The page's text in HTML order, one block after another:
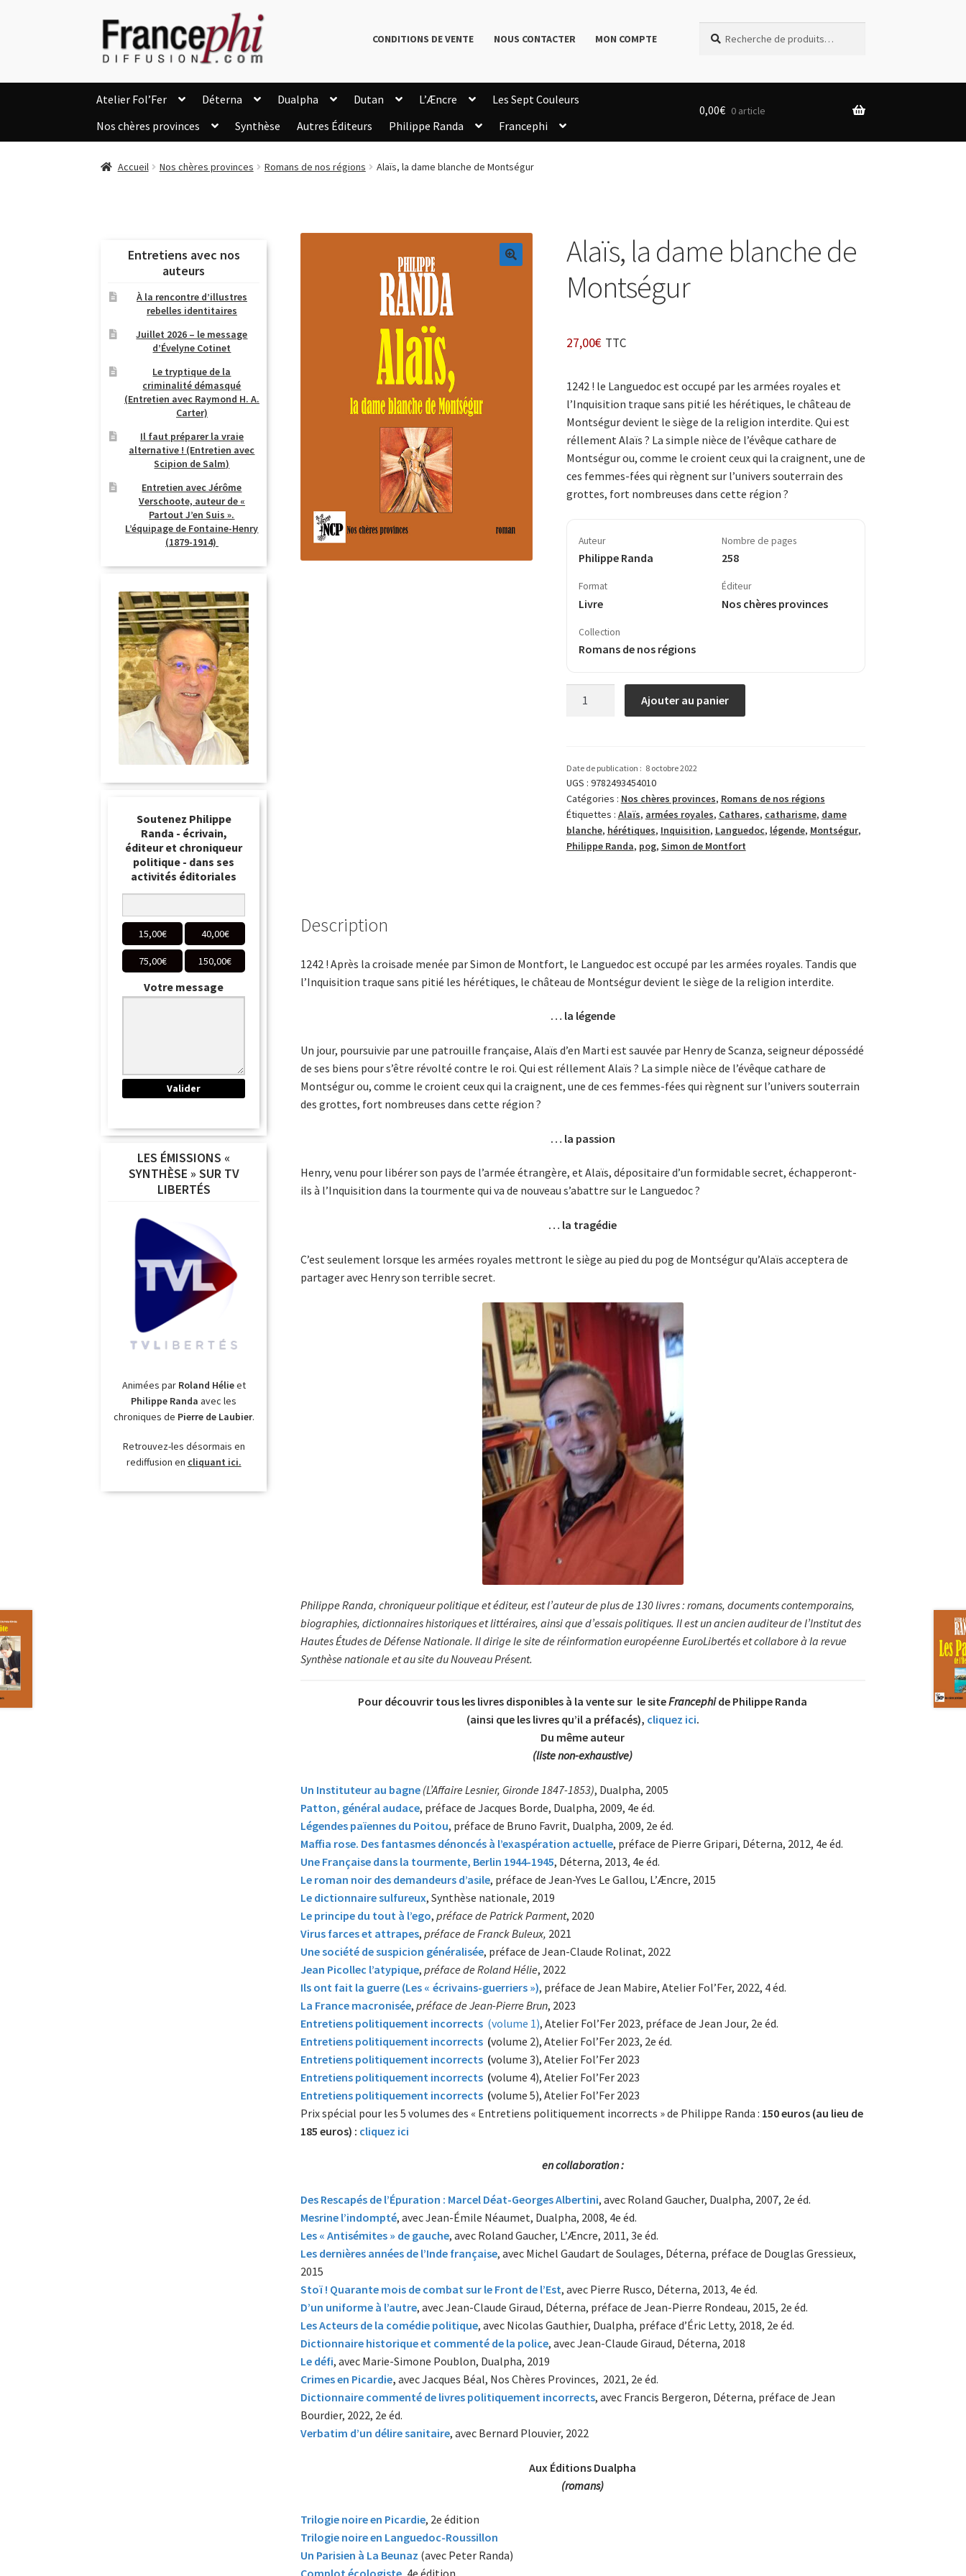
Aller
la
Aller
au
contenu
CONDITIONS DE VENTE NOUS CONTACTER MON COMPTE
pour :
Atelier Fol’Fer Déterna Dualpha Dutan L’Æncre
Les Sept Couleurs
Nos chères provinces
Synthèse Autres Éditeurs Philippe Randa
Francephi
Suivi de la Commande
0,00€ 0 article
Accueil Nos chères provinces Romans de nos régions Alaïs, la dame blanche de Montségur
Alaïs, la dame blanche de
Montségur
27,00€ TTC
1242 ! le Langue­doc est occupé par les armées royales et
l’Inquisition traque sans pitié les hérétiques, le château de
Montségur devient le siège de la religion interdite. Qui est
réllement Alaïs ? La simple nièce de l’évêque cathare de
Montségur ou, comme le croient ceux qui la crai­gnent, une de
ces femmes-fées qui règnent sur l’univers souterrain des
grot­tes, fort nombreuses dans cette région ?
Auteur
Philippe Randa
Nombre de pages
258
Format
Livre
Éditeur
Nos chères provinces
Collection
Romans de nos régions
dame
blanche
de
Montségur
Ajouter au panier
Date de publication : 8 octobre 2022
UGS : 9782493454010
Catégories : Nos chères provinces, Romans de nos régions
Étiquettes : Alaïs, armées royales, Cathares, catharisme, dame
blanche, hérétiques, Inquisition, Languedoc, légende, Montségur,
Philippe Randa, pog, Simon de Montfort
Description
1242 ! Après la croisade menée par Simon de Montfort, le Langue­doc est occupé par les armées royales. Tandis que
l’Inquisition traque sans pitié les hérétiques, le château de Montségur devient le siège de la religion interdite.
… la légende
Un jour, poursuivie par une patrouille fran­çaise, Alaïs d’en Marti est sauvée par Henry de Scanza, seigneur dépossédé
de ses biens pour s’être révolté contre le roi. Qui est réllement Alaïs ? La simple nièce de l’évêque cathare de
Montségur ou, comme le croient ceux qui la crai­gnent, une de ces femmes-fées qui règnent sur l’univers souterrain
des grot­tes, fort nombreuses dans cette région ?
… la passion
Henry, venu pour libérer son pays de l’armée étrangère, et Alaïs, dépositaire d’un formidable secret, échapperont-
ils à l’Inquisition dans la tourmente qui va de nouveau s’abattre sur le Languedoc ?
… la tragédie
C’est seulement lorsque les armées royales mettront le siège au pied du pog de Montségur qu’Alaïs acceptera de
partager avec Henry son terrible secret.
Philippe Randa, chroniqueur politique et éditeur, est l’auteur de plus de 130 livres : romans, documents contemporains,
biographies, dictionnaires historiques et littéraires, ainsi que d’essais politiques. Il est un ancien auditeur de l’Institut des
Hautes Études de Défense Nationale. Il dirige le site de réinformation européenne EuroLibertés et collabore à la revue
Synthèse nationale et au site du Nouveau Présent.
Pour découvrir tous les livres disponibles à la vente sur le siteFrancephide Philippe Randa
(ainsi que les livres qu’il a préfacés), cliquez ici.
Du même auteur
(liste non-exhaustive)
Un Instituteur au bagne (L’Affaire Lesnier, Gironde 1847-1853), Dualpha, 2005
Patton, général audace, préface de Jacques Borde, Dualpha, 2009, 4e éd.
Légendes païennes du Poitou, préface de Bruno Favrit, Dualpha, 2009, 2e éd.
Maffia rose. Des fantasmes dénoncés à l’exaspération actuelle, préface de Pierre Gripari, Déterna, 2012, 4e éd.
Une Française dans la tourmente, Berlin 1944-1945, Déterna, 2013, 4e éd.
Le roman noir des demandeurs d’asile, préface de Jean-Yves Le Gallou, L’Æncre, 2015
Le dictionnaire sulfureux, Synthèse nationale, 2019
Le principe du tout à l’ego, préface de Patrick Parment, 2020
Virus farces et attrapes, préface de Franck Buleux, 2021
Une société de suspicion généralisée, préface de Jean-Claude Rolinat, 2022
Jean Picollec l’atypique, préface de Roland Hélie, 2022
Ils ont fait la guerre (Les « écrivains-guerriers »), préface de Jean Mabire, Atelier Fol’Fer, 2022, 4 éd.
La France macronisée, préface de Jean-Pierre Brun, 2023
Entretiens politiquement incorrects (volume 1), Atelier Fol’Fer 2023, préface de Jean Jour, 2e éd.
Entretiens politiquement incorrects (volume 2), Atelier Fol’Fer 2023, 2e éd.
Entretiens politiquement incorrects(volume 3), Atelier Fol’Fer 2023
Entretiens politiquement incorrects (volume 4), Atelier Fol’Fer 2023
Entretiens politiquement incorrects(volume 5), Atelier Fol’Fer 2023
Prix spécial pour les 5 volumes des « Entretiens politiquement incorrects » de Philippe Randa : 150 euros (au lieu de
185 euros) : cliquez ici
en collaboration :
Des Rescapés de l’Épuration : Marcel Déat-Georges Albertini, avec Roland Gaucher, Dualpha, 2007, 2e éd.
Mesrine l’indompté, avec Jean-Émile Néaumet, Dualpha, 2008, 4e éd.
Les « Antisémites » de gauche, avec Roland Gaucher, L’Æncre, 2011, 3e éd.
Les dernières années de l’Inde française, avec Michel Gaudart de Soulages, Déterna, préface de Douglas Gressieux,
2015
Stoï ! Quarante mois de combat sur le Front de l’Est, avec Pierre Rusco, Déterna, 2013, 4e éd.
D’un uniforme à l’autre, avec Jean-Claude Giraud, Déterna, préface de Jean-Pierre Rondeau, 2015, 2e éd.
Les Acteurs de la comédie politique, avec Nicolas Gauthier, Dualpha, préface d’Éric Letty, 2018, 2e éd.
Dictionnaire historique et commenté de la police, avec Jean-Claude Giraud, Déterna, 2018
Le défi, avec Marie-Simone Poublon, Dualpha, 2019
Crimes en Picardie, avec Jacques Béal, Nos Chères Provinces, 2021, 2e éd.
Dictionnaire commenté de livres politiquement incorrects, avec Francis Bergeron, Déterna, préface de Jean
Bourdier, 2022, 2e éd.
Verbatim d’un délire sanitaire, avec Bernard Plouvier, 2022
Aux Éditions Dualpha
(romans)
Trilogie noire en Picardie, 2e édition
Trilogie noire en Languedoc-Roussillon
Un Parisien à La Beunaz (avec Peter Randa)
Entretiens avec nos
auteurs
À la rencontre d’illustres
rebelles identitaires
Juillet 2026 – le message
d’Évelyne Cotinet
Le tryptique de la
criminalité démasqué
(Entretien avec Raymond H. A.
Carter)
Il faut préparer la vraie
alternative ! (Entretien avec
Scipion de Salm)
Entretien avec Jérôme
Verschoote, auteur de «
Partout J’en Suis ».
L’équipage de Fontaine-Henry
(1879-1914)
Soutenez Philippe
Randa - écrivain,
éditeur et chroniqueur
politique - dans ses
activités éditoriales
15,00€ 40,00€
75,00€ 150,00€
Votre message
LES ÉMISSIONS «
SYNTHÈSE » SUR TV
LIBERTÉS
Animées par Roland Hélieet
Philippe Randa avec les
chroniques de Pierre de Laubier.
Retrouvez-les désormais en
rediffusion en cliquant ici.